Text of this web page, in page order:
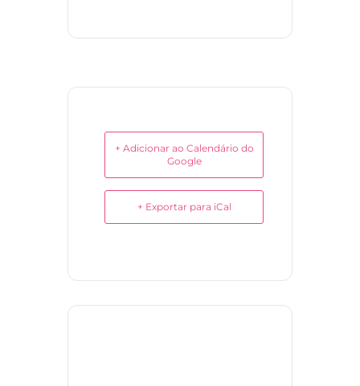
+ Adicionar ao Calendário do
Google
+ Exportar para iCal